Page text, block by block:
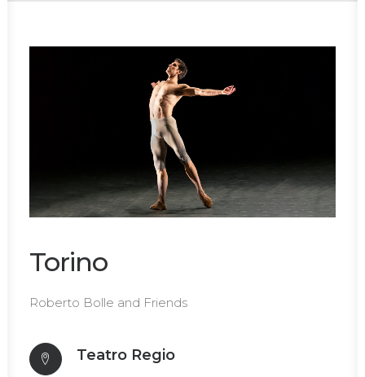
Torino
Roberto Bolle and Friends
Teatro Regio